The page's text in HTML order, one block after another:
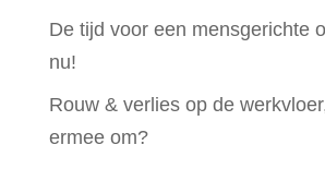
De tijd voor een mensgerichte
nu!
Rouw & verlies op de
ermee om?